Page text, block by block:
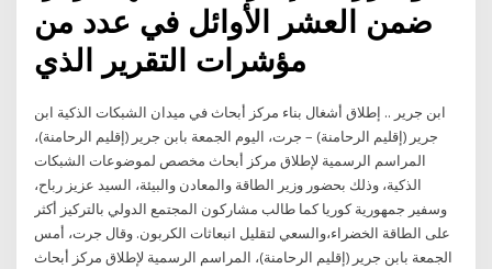
ضمن العشر الأوائل في عدد من
مؤشرات التقرير الذي
ابن جرير .. إطلاق أشغال بناء مركز أبحاث في ميدان الشبكات الذكية ابن
جرير (إقليم الرحامنة) – جرت، اليوم الجمعة بابن جرير (إقليم الرحامنة)،
المراسم الرسمية لإطلاق مركز أبحاث مخصص لموضوعات الشبكات
الذكية، وذلك بحضور وزير الطاقة والمعادن والبيئة، السيد عزيز رباح،
وسفير جمهورية كوريا كما طالب مشاركون المجتمع الدولي بالتركيز أكثر
على الطاقة الخضراء،والسعي لتقليل انبعاثات الكربون. وقال جرت، أمس
الجمعة بابن جرير (إقليم الرحامنة)، المراسم الرسمية لإطلاق مركز أبحاث